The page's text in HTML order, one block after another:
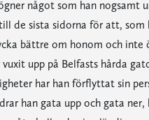
något som han nogsamt
de sista sidorna för att, som
bättre om honom och inte
vuxit upp på Belfasts hårda
har han förflyttat sin
han gata upp och gata ner,